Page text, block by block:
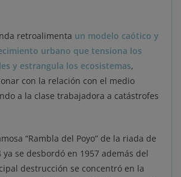
retroalimenta un modelo caótico y
urbano que tensiona los
y estrangula los ecosistemas,
con la relación con el medio
a la clase trabajadora a catástrofes
“Rambla del Poyo” de la riada de
ya se desbordó en 1957 además del
destrucción se concentró en la